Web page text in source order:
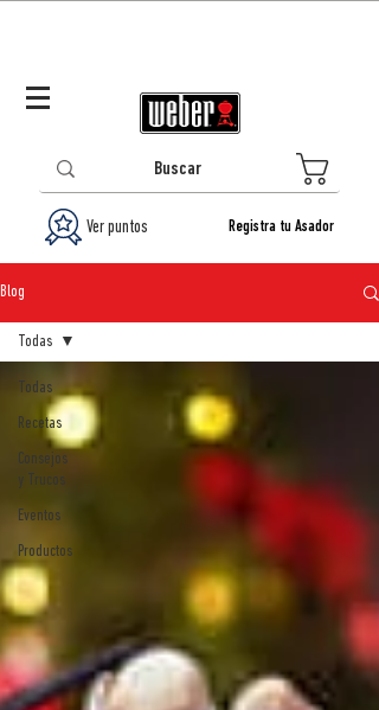
Ver puntos Registra tu Asador
Blog
Todas
Recetas
Consejos
y Trucos
Eventos
Productos
Todas